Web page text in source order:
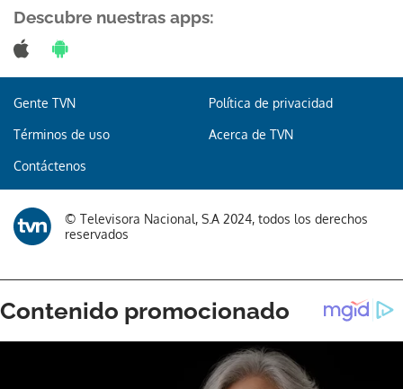
Gracias por suscribirte a nuestro boletín.
ACEPTAR
Descubre nuestras apps:
Gente TVN Política de privacidad
Términos de uso Acerca de TVN
Contáctenos
© Televisora Nacional, S.A 2024, todos los derechos
reservados